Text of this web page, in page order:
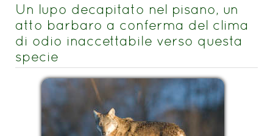
Un lupo decapitato nel pisano, un
atto barbaro a conferma del clima
di odio inaccettabile verso questa
specie